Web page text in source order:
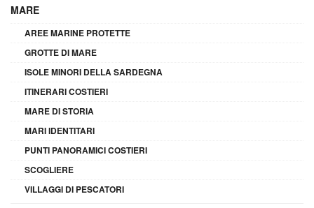
MARE
AREE MARINE PROTETTE
GROTTE DI MARE
ISOLE MINORI DELLA SARDEGNA
ITINERARI COSTIERI
MARE DI STORIA
MARI IDENTITARI
PUNTI PANORAMICI COSTIERI
SCOGLIERE
VILLAGGI DI PESCATORI